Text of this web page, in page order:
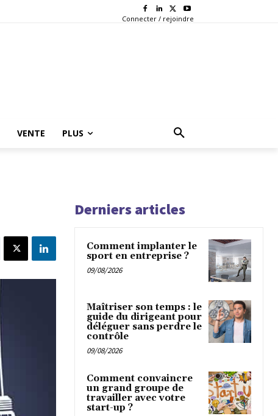
Connecter / rejoindre
VENTE PLUS
Derniers articles
Comment implanter le
sport en entreprise ?
09/08/2026
Maîtriser son temps : le
guide du dirigeant pour
déléguer sans perdre le
contrôle
09/08/2026
Comment convaincre
un grand groupe de
travailler avec votre
start-up ?